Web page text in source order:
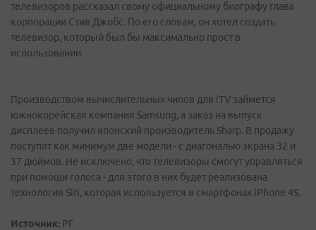
телевизоров рассказал свому официальному биографу глава
корпорации Стив Джобс. По его словам, он хотел создать
телевизор, который был бы максимально прост в
использовании.
Производством вычислительных чипов для iTV займется
южнокорейская компания Samsung, а заказ на выпуск
дисплеев получил японский производитель Sharp. В продажу
поступят как минимум две модели - с диагональю экрана 32 и
37 дюймов. Не исключено, что телевизоры смогут управляться
при помощи голоса - для этого в них будет реализована
технология Siri, которая используется в смартфонах iPhone 4S.
Источник: РГ